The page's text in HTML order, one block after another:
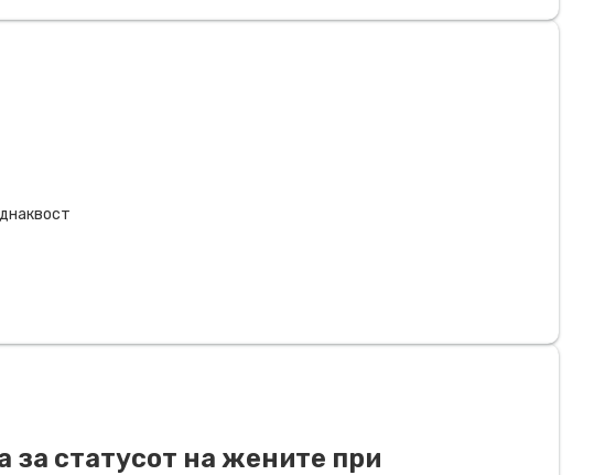
за статусот на жените при